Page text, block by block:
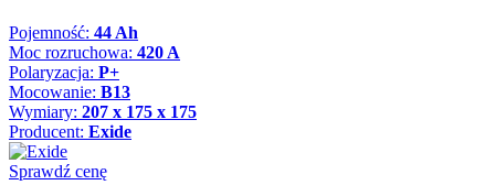
Pojemność: 44 Ah
Moc rozruchowa: 420 A
Polaryzacja: P+
Mocowanie: B13
Wymiary: 207 x 175 x 175
Producent: Exide
Sprawdź cenę